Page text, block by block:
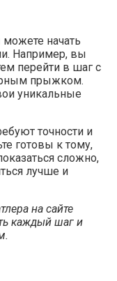
начать
Например, вы
перейти в шаг с
прыжком.
уникальные
точности и
готовы к тому,
сложно,
лучше и
на сайте
каждый шаг и